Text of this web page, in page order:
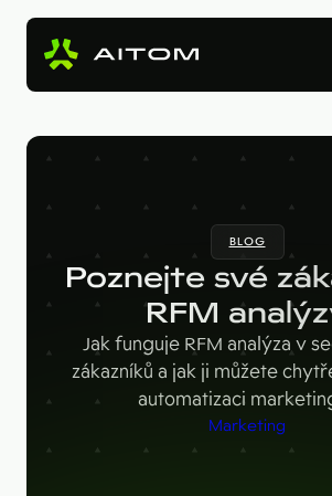
Vstupní studie
Tvorba webu a online
B2B marketing
AI Copy & SEO
Soutěžní portál
Kariérní web
Pro koho
B2B firmy
Velké značky
Startupy
Technologie
Hotjar
Ahrefs
Naše práce
O nás
BLOG
Poznejte své
RFM
Jak funguje RFM analýza v
zákazníků a jak ji můžete
automatizaci
Marketing